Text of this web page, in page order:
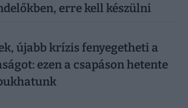
erre kell készülni
újabb krízis fenyegetheti a
ezen a csapáson hetente